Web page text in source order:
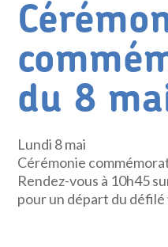
du 8
Lundi 8 mai
Cérémonie
Rendez-vous à 10h45
pour un départ du